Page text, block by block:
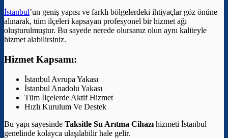
İstanbul’un geniş yapısı ve farklı bölgelerdeki ihtiyaçlar göz önüne
alınarak, tüm ilçeleri kapsayan profesyonel bir hizmet ağı
oluşturulmuştur. Bu sayede nerede olursanız olun aynı kaliteyle
hizmet alabilirsiniz.
Hizmet Kapsamı:
İstanbul Avrupa Yakası
İstanbul Anadolu Yakası
Tüm İlçelerde Aktif Hizmet
Hızlı Kurulum Ve Destek
Bu yapı sayesinde Taksitle Su Arıtma Cihazı hizmeti İstanbul
genelinde kolayca ulaşılabilir hale gelir.